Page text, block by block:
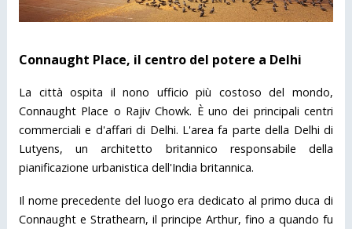
Connaught Place, il centro del potere a Delhi
La città ospita il nono ufficio più costoso del mondo,
Connaught Place o Rajiv Chowk. È uno dei principali centri
commerciali e d'affari di Delhi. L'area fa parte della Delhi di
Lutyens, un architetto britannico responsabile della
pianificazione urbanistica dell'India britannica.
Il nome precedente del luogo era dedicato al primo duca di
Connaught e Strathearn, il principe Arthur, fino a quando fu